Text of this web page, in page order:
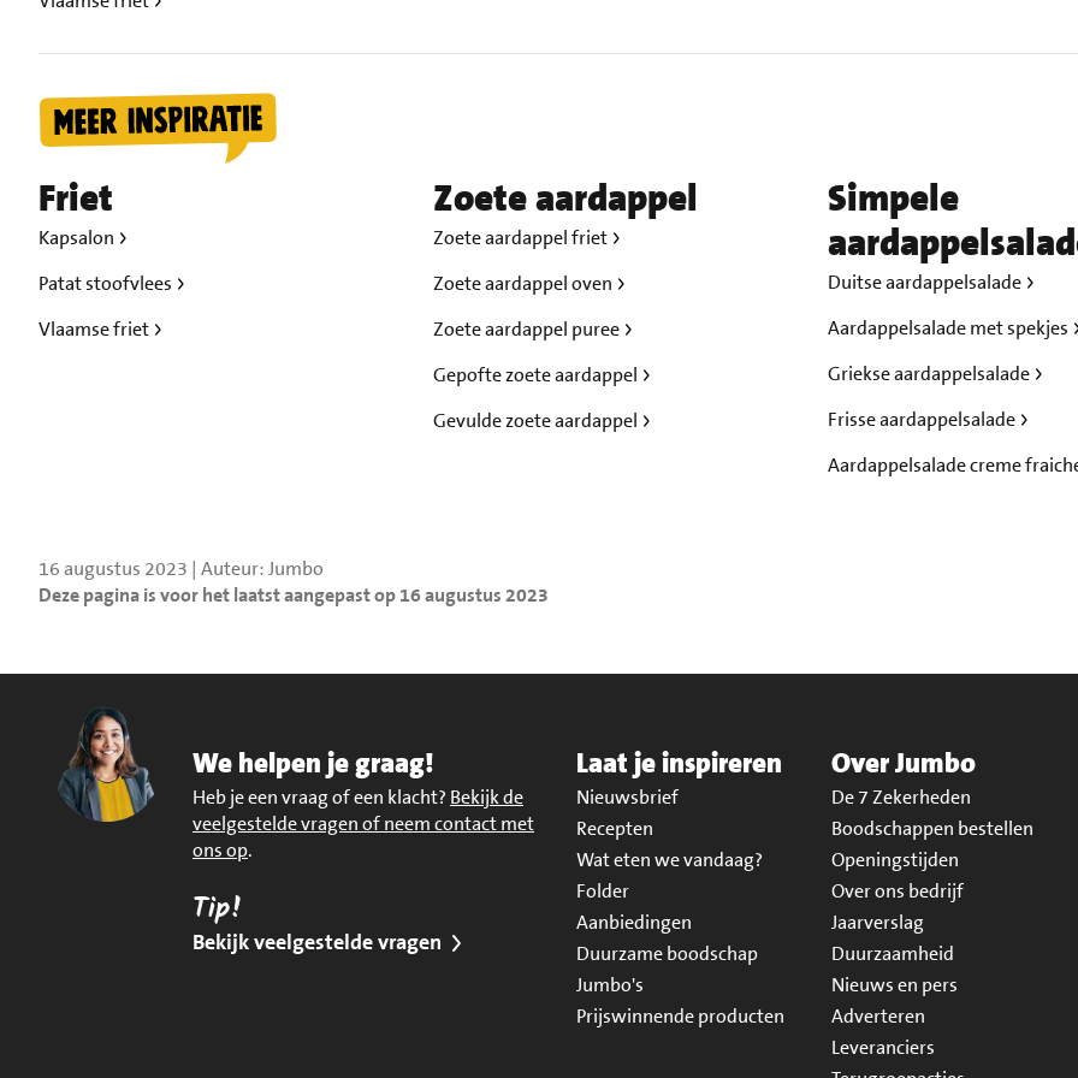
Friet
Kapsalon
Patat stoofvlees
Vlaamse friet
Zoete aardappel
Zoete aardappel friet
Zoete aardappel oven
Zoete aardappel puree
Gepofte zoete aardappel
Gevulde zoete aardappel
Simpele
Duitse aardappelsalade
Aardappelsalade met spekjes
Griekse aardappelsalade
Frisse aardappelsalade
Aardappelsalade creme
16 augustus 2023 | Auteur: Jumbo
Deze pagina is voor het laatst aangepast op 16 augustus 2023
We helpen je graag!
Heb je een vraag of een klacht? Bekijk de
veelgestelde vragen of neem contact met
ons op.
Tip!
Bekijk veelgestelde vragen
Laat je inspireren
Nieuwsbrief
Recepten
Wat eten we vandaag?
Folder
Aanbiedingen
Duurzame boodschap
Jumbo's
Prijswinnende producten
Over Jumbo
De 7 Zekerheden
Boodschappen bestellen
Openingstijden
Over ons bedrijf
Jaarverslag
Duurzaamheid
Nieuws en pers
Adverteren
Leveranciers